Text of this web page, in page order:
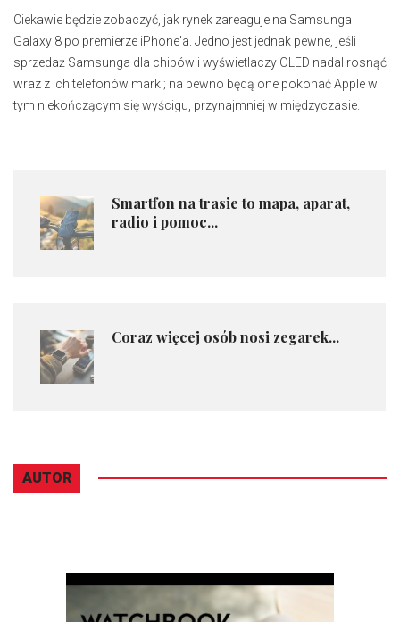
Ciekawie będzie zobaczyć, jak rynek zareaguje na Samsunga
Galaxy 8 po premierze iPhone'a. Jedno jest jednak pewne, jeśli
sprzedaż Samsunga dla chipów i wyświetlaczy OLED nadal rosnąć
wraz z ich telefonów marki; na pewno będą one pokonać Apple w
tym niekończącym się wyścigu, przynajmniej w międzyczasie.
Smartfon na trasie to mapa, aparat,
radio i pomoc...
Coraz więcej osób nosi zegarek...
AUTOR